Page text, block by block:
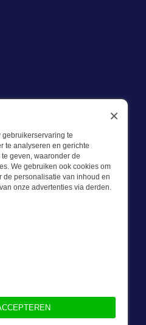
BV. Bevazet levert al
en kleinere ondernemingen.
in Brandwijk. Onze klanten
bedrijfskleding tegen een
we zijn voorraadhoudend,
met ons op.
te
te analyseren en gerichte
geven, waaronder de
We gebruiken ook cookies om
de personalisatie van inhoud en
onze advertenties via derden.
×